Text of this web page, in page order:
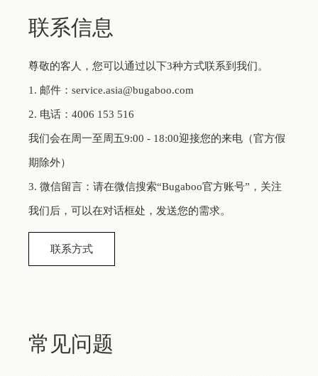
联系信息
尊敬的客人，您可以通过以下3种方式联系到我们。
1. 邮件： service.asia@bugaboo.com
2. 电话： 4006 153 516
我们会在周一至周五9:00 - 18:00迎接您的来电（官方假
期除外）
3. 微信留言：请在微信搜索“Bugaboo官方账号”，关注
我们后，可以在对话框处，发送您的需求。
联系方式
常见问题